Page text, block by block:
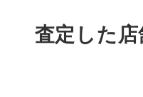
査定した